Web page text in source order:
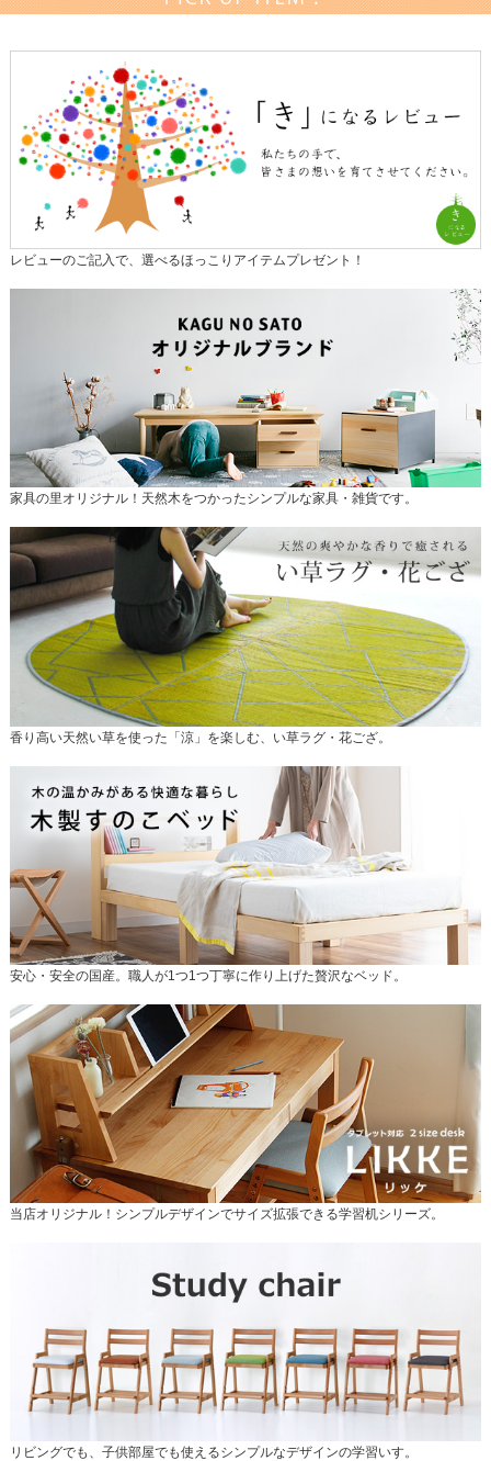
レビューのご記入で、選べるほっこりアイテムプレゼント！
家具の里オリジナル！天然木をつかったシンプルな家具・雑貨です。
香り高い天然い草を使った「涼」を楽しむ、い草ラグ・花ござ。
安心・安全の国産。職人が1つ1つ丁寧に作り上げた贅沢なベッド。
当店オリジナル！シンプルデザインでサイズ拡張できる学習机シリーズ。
リビングでも、子供部屋でも使えるシンプルなデザインの学習いす。